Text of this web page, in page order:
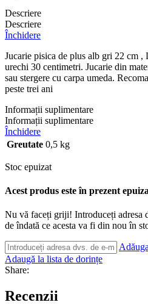
Descriere
Descriere
Închidere
Jucarie pisica de plus alb gri 22 cm ,
urechi 30 centimetri. Jucarie din
sau stergere cu carpa umeda.
peste trei ani
Informații suplimentare
Informații suplimentare
Închidere
Greutate 0,5 kg
Stoc epuizat
Acest produs este în prezent
Nu vă faceți griji! Introduceți adresa
de îndată ce acesta va fi din nou în
Adaugă la lista de dorințe
Share:
Recenzii